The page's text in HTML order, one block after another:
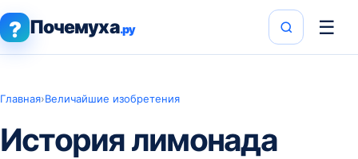
? Почемуха.ру ☰
Главная›Величайшие изобретения
История лимонада